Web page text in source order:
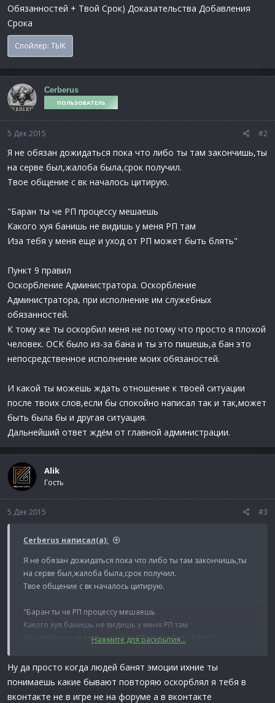
Обязанностей + Твой Срок) Доказательства Добавления
Срока
Спойлер: ТЫК
Cerberus
ПОЛЬЗОВАТЕЛЬ
5 Дек 2015 #2
Я не обязан дожидаться пока что либо ты там закончишь,ты
на серве был,жалоба была,срок получил.
Твое общение с вк началось цитирую.
"Баран ты че РП процессу мешаешь
Какого хуя банишь не видишь у меня РП там
Иза тебя у меня еще и уход от РП может быть блять"
Пункт 9 правил
Оскорбление Администратора. Оскорбление
Администратора, при исполнение им служебных
обязанностей.
К тому же ты оскорбил меня не потому что просто я плохой
человек. ОСК было из-за бана и ты это пишешь,а бан это
непосредственное исполнение моих обязаностей.
И какой ты можешь ждать отношение к твоей ситуации
после твоих слов,если бы спокойно написал так и так,может
быть была бы и другая ситуация.
Дальнейший ответ ждём от главной администрации.
Alik
Гость
5 Дек 2015 #3
Cerberus написал(а):
Я не обязан дожидаться пока что либо ты там закончишь,ты
на серве был,жалоба была,срок получил.
Твое общение с вк началось цитирую.
"Баран ты че РП процессу мешаешь
Какого хуя банишь не видишь у меня РП там
Иза тебя у меня еще и уход от РП может быть блять"
Пункт 9 правил
Оскорбление Администратора. Оскорбление
Администратора, при исполнение им служебных
Нажмите для раскрытия...
Ну да просто когда людей банят эмоции ихние ты
понимаешь какие бывают повторяю оскорблял я тебя в
вконтакте не в игре не на форуме а в вконтакте